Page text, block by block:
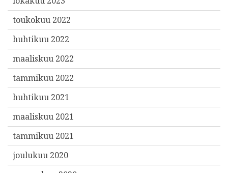
toukokuu 2022
huhtikuu 2022
maaliskuu 2022
tammikuu 2022
huhtikuu 2021
maaliskuu 2021
tammikuu 2021
joulukuu 2020